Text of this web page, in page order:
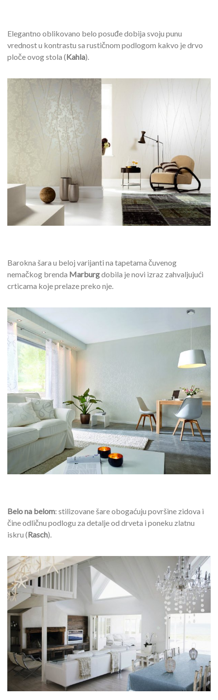
Elegantno oblikovano belo posuđe dobija svoju punu
vrednost u kontrastu sa rustičnom podlogom kakvo je drvo
ploče ovog stola (Kahla).
Barokna šara u beloj varijanti na tapetama čuvenog
nemačkog brenda Marburgdobila je novi izraz zahvaljujući
crticama koje prelaze preko nje.
Belo na belom: stilizovane šare obogaćuju površine zidova i
čine odličnu podlogu za detalje od drveta i poneku zlatnu
iskru (Rasch).